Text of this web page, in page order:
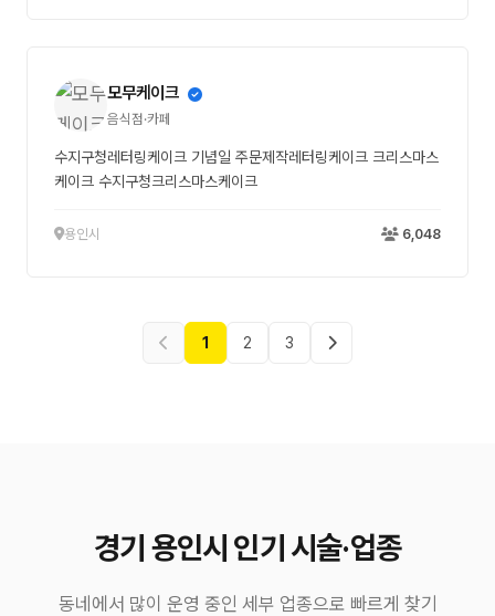
모무케이크
음식점·카페
수지구청레터링케이크 기념일 주문제작레터링케이크 크리스마스
케이크 수지구청크리스마스케이크
용인시 6,048
1 2 3
경기 용인시 인기 시술·업종
동네에서 많이 운영 중인 세부 업종으로 빠르게 찾기